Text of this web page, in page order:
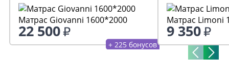
Матрас Giovanni 1600*2000
22 500
+ 225 бонусов
9 350